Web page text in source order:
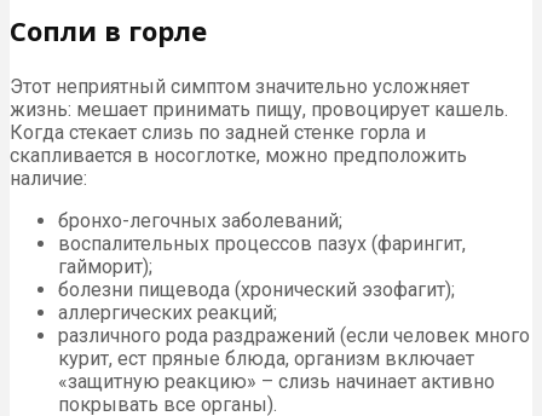
Сопли в горле
Этот неприятный симптом значительно усложняет
жизнь: мешает принимать пищу, провоцирует кашель.
Когда стекает слизь по задней стенке горла и
скапливается в носоглотке, можно предположить
наличие:
бронхо-легочных заболеваний;
воспалительных процессов пазух (фарингит,
гайморит);
болезни пищевода (хронический эзофагит);
аллергических реакций;
различного рода раздражений (если человек много
курит, ест пряные блюда, организм включает
«защитную реакцию» – слизь начинает активно
покрывать все органы).